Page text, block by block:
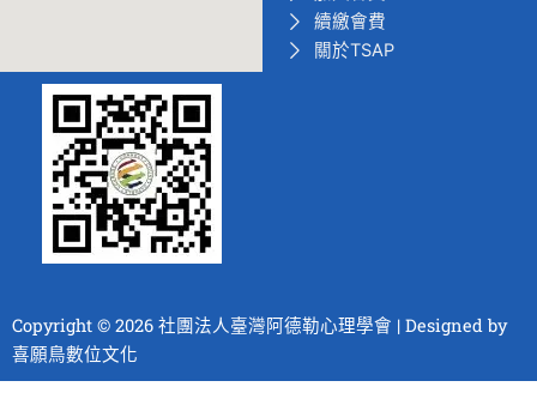
續繳會費
關於TSAP
Copyright © 2026 社團法人臺灣阿德勒心理學會 | Designed by
喜願鳥數位文化